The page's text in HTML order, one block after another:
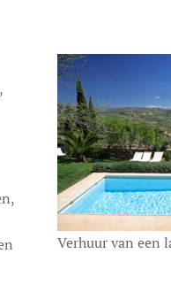
Verhuur van een